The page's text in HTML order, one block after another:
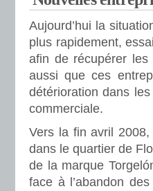
Aujourd’hui la
plus rapidement,
afin de récupérer les
aussi que ces
détérioration dans
commerciale.
Vers la fin avril
dans le quartier de
de la marque
face à l’abandon